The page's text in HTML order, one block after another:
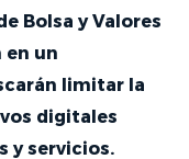
Bolsa y Valores
en un
limitar la
digitales
y servicios.